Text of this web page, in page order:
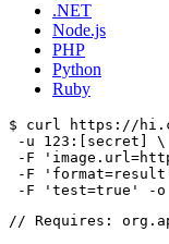
.NET
Node.js
PHP
Python
Ruby
$ curl https://
-u 123:[secret] \
-F
-F
// Requires: